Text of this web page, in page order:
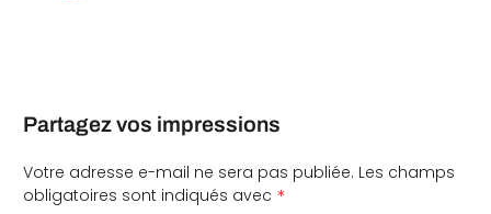
Partagez vos impressions
Votre adresse e-mail ne sera pas publiée. Les champs
obligatoires sont indiqués avec *